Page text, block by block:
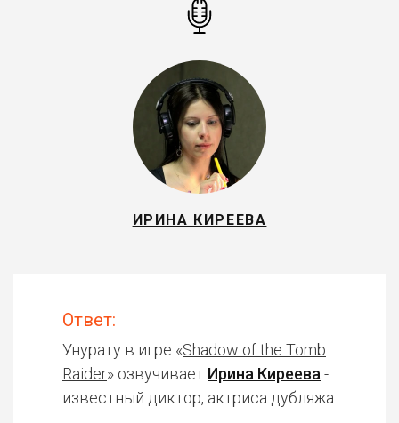
ИРИНА КИРЕЕВА
Ответ:
Унурату в игре «Shadow of the Tomb
Raider» озвучивает Ирина Киреева -
известный диктор, актриса дубляжа.